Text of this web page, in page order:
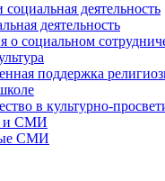
деятельность
деятельность
о социальном
поддержка
в культурно-
и СМИ
СМИ